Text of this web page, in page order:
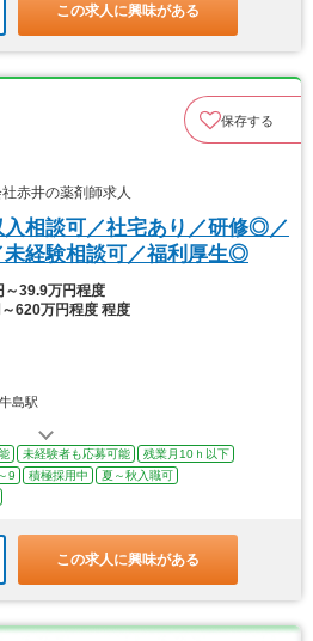
この求人に興味がある
保存する
赤井の薬剤師求人
入相談可／社宅あり／研修◎／
未経験相談可／福利厚生◎
～39.9万円程度
～620万円程度 程度
島駅
未経験者も応募可能
残業月10ｈ以下
9 積極採用中
夏～秋入職可
この求人に興味がある